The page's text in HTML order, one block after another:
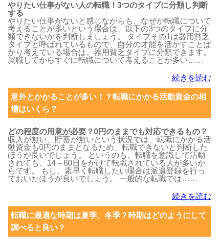
やりたい仕事がない人の転職！3つのタイプに分類し判断
する
やりたい仕事がないと感じながらも、なぜか転職について
考えることが多いという場合は、以下の3つのタイプに分
類できないかを判断しましょう。 タイプその1は器用貧乏
タイプと呼ばれているもので、自分の才能を活かすことば
かり考えている場合は、器用貧乏タイプに分類できます。
就職してからすぐに転職について考えることが多い……
続きを読む
意外とかかることが多い！？転職にかかる活動資金の相
場はいくら？
どの程度の用意が必要？0円のままでも対応できるもの？
収入が無い、貯蓄が無いという状況では、転職にかかる活
動資金も0円のままとなるため、転職できないと判断した
ほうが良いでしょう。 というのも、転職を意識して活動
されても、14～60日をかけて転職されている人が多いか
らです。 もし、素早く転職したい場合は派遣登録を行っ
ておいたほうが良いでしょう。 一般的な転職では……
続きを読む
転職に最適な時期は夏季、冬季？時期はどのようにして
調べると良い？